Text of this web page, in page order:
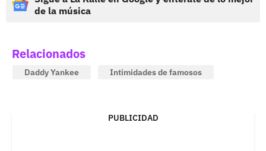
de la música
Relacionados
Daddy Yankee Intimidades de famosos
PUBLICIDAD